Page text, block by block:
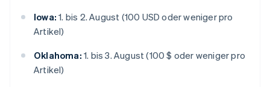
Iowa: 1. bis 2. August (100 USD oder weniger pro
Artikel)
Oklahoma: 1. bis 3. August (100 $ oder weniger pro
Artikel)